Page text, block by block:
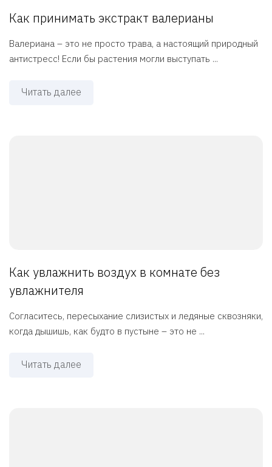
Как принимать экстракт валерианы
Валериана – это не просто трава, а настоящий природный
антистресс! Если бы растения могли выступать ...
Читать далее
Как увлажнить воздух в комнате без
увлажнителя
Согласитесь, пересыхание слизистых и ледяные сквозняки,
когда дышишь, как будто в пустыне – это не ...
Читать далее